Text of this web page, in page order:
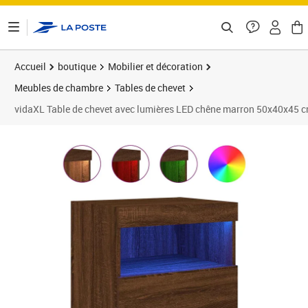
Accueil boutique
Mobilier et décoration
Meubles de chambre
Tables de chevet
vidaXL Table de chevet avec lumières LED chêne marron 50x40x45